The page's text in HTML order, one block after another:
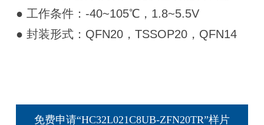
● 工作条件：-40~105℃，1.8~5.5V
● 封装形式：QFN20，TSSOP20，QFN14
免费申请“HC32L021C8UB-ZFN20TR”样片